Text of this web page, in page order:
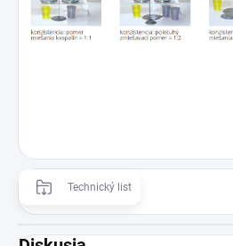
Technický list